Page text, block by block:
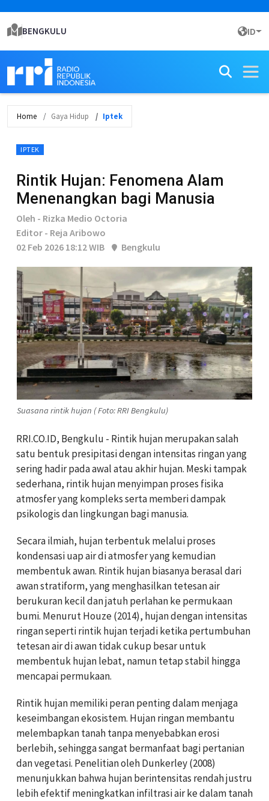
BENGKULU ID
Home Gaya Hidup Iptek
IPTEK
Rintik Hujan: Fenomena Alam
Menenangkan bagi Manusia
Oleh - Rizka Medio Octoria
Editor - Reja Aribowo
02 Feb 2026 18:12 WIB
Bengkulu
Suasana rintik hujan ( Foto: RRI Bengkulu)
RRI.CO.ID, Bengkulu - Rintik hujan merupakan salah
satu bentuk presipitasi dengan intensitas ringan yang
sering hadir pada awal atau akhir hujan. Meski tampak
sederhana, rintik hujan menyimpan proses fisika
atmosfer yang kompleks serta memberi dampak
psikologis dan lingkungan bagi manusia.
Secara ilmiah, hujan terbentuk melalui proses
kondensasi uap air di atmosfer yang kemudian
membentuk awan. Rintik hujan biasanya berasal dari
awan stratiform, yang menghasilkan tetesan air
berukuran kecil dan jatuh perlahan ke permukaan
bumi. Menurut Houze (2014), hujan dengan intensitas
ringan seperti rintik hujan terjadi ketika pertumbuhan
tetesan air di awan tidak cukup besar untuk
membentuk hujan lebat, namun tetap stabil hingga
mencapai permukaan.
Rintik hujan memiliki peran penting dalam menjaga
keseimbangan ekosistem. Hujan ringan membantu
melembapkan tanah tanpa menyebabkan erosi
berlebih, sehingga sangat bermanfaat bagi pertanian
dan vegetasi. Penelitian oleh Dunkerley (2008)
menunjukkan bahwa hujan berintensitas rendah justru
lebih efektif meningkatkan infiltrasi air ke dalam tanah